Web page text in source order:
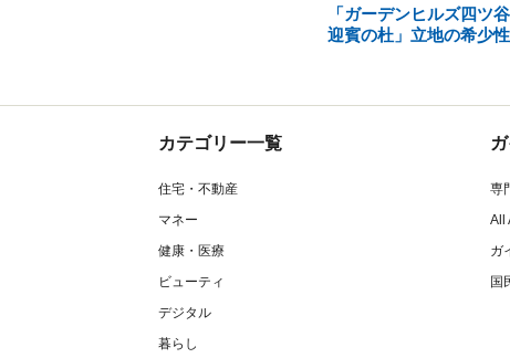
「ガーデンヒルズ四ツ谷
迎賓の杜」立地の希少性
カテゴリー一覧
住宅・不動産
マネー
健康・医療
ビューティ
デジタル
暮らし
専
All
ガ
国